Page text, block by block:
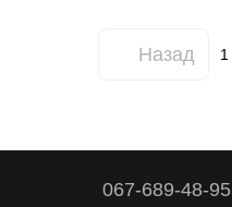
Назад 1
067-689-48-95